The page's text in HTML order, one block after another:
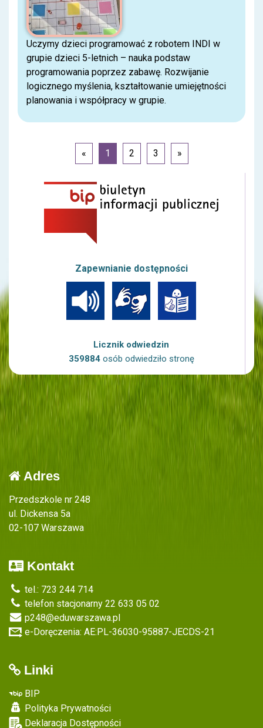
Zapewnianie dostępności
Licznik odwiedzin
359884osób odwiedziło stronę
Uczymy dzieci programować z robotem INDI w
grupie dzieci 5-letnich – nauka podstaw
programowania poprzez zabawę. Rozwijanie
logicznego myślenia, kształtowanie umiejętności
planowania i współpracy w grupie.
« 1 2 3 »
Adres
Przedszkole nr 248
ul. Dickensa 5a
02-107 Warszawa
Kontakt
tel.: 723 244 714
telefon stacjonarny 22 633 05 02
p248@eduwarszawa.pl
e-Doręczenia: AE:PL-36030-95887-JECDS-21
Linki
BIP
Polityka Prywatności
Deklaracja Dostępności